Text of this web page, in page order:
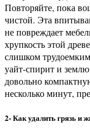
Повторяйте, пока
чистой. Эта
не повреждает
хрупкость этой
слишком
уайт-спирит и
довольно
несколько минут,
2- Как удалить грязь и